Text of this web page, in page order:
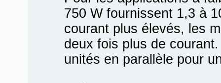
750 W fournissent 1,3 à
courant plus élevés, les
deux fois plus de
unités en parallèle pour